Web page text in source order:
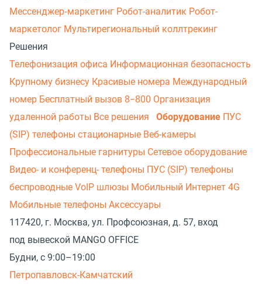
Мессенджер‑маркетинг Робот-аналитик Робот-
маркетолог Мультирегиональный коллтрекинг
Решения
Телефонизация офиса Информационная безопасность
Крупному бизнесу Красивые номера Международный
номер Бесплатный вызов 8−800 Организация
удаленной работы Все решения Оборудование ПУС
(SIP) телефоны стационарные Веб-камеры
Профессиональные гарнитуры Сетевое оборудование
Видео- и конференц- телефоны ПУС (SIP) телефоны
беспроводные VoIP шлюзы Мобильный Интернет 4G
Мобильные телефоны Аксессуары
117420, г. Москва, ул. Профсоюзная, д. 57, вход
под вывеской MANGO OFFICE
Будни, с 9:00–19:00
Петропавловск-Камчатский